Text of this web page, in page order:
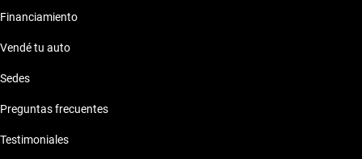
Financiamiento
Vendé tu auto
Sedes
Preguntas frecuentes
Testimoniales